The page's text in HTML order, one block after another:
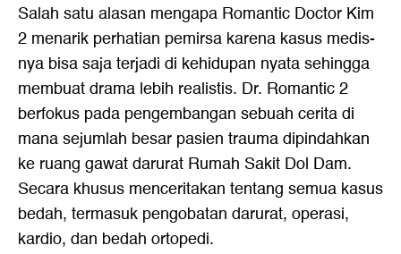
Salah satu alasan mengapa Romantic Doctor Kim
2 menarik perhatian pemirsa karena kasus medis-
nya bisa saja terjadi di kehidupan nyata sehingga
membuat drama lebih realistis. Dr. Romantic 2
berfokus pada pengembangan sebuah cerita di
mana sejumlah besar pasien trauma dipindahkan
ke ruang gawat darurat Rumah Sakit Dol Dam.
Secara khusus menceritakan tentang semua kasus
bedah, termasuk pengobatan darurat, operasi,
kardio, dan bedah ortopedi.